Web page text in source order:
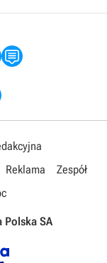
Reklama
Zespół
Polska SA